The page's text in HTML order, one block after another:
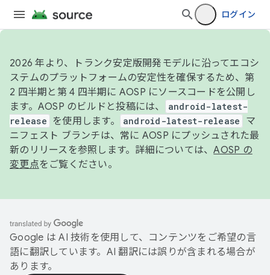
ログイン
2026 年より、トランク安定版開発モデルに沿ってエコシ
ステムのプラットフォームの安定性を確保するため、第
2 四半期と第 4 四半期に AOSP にソースコードを公開し
ます。AOSP のビルドと投稿には、
android-latest-
release
を使用します。 android-latest-release
マ
ニフェスト ブランチは、常に AOSP にプッシュされた最
新のリリースを参照します。詳細については、AOSP の
変更点をご覧ください。
Google は AI 技術を使用して、コンテンツをご希望の言
語に翻訳しています。AI 翻訳には誤りが含まれる場合が
あります。